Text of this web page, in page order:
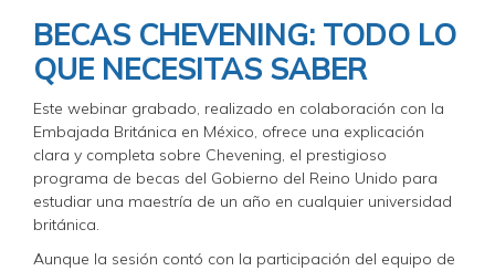
BECAS CHEVENING: TODO LO
QUE NECESITAS SABER
Este webinar grabado, realizado en colaboración con la
Embajada Británica en México, ofrece una explicación
clara y completa sobre Chevening, el prestigioso
programa de becas del Gobierno del Reino Unido para
estudiar una maestría de un año en cualquier universidad
británica.
Aunque la sesión contó con la participación del equipo de